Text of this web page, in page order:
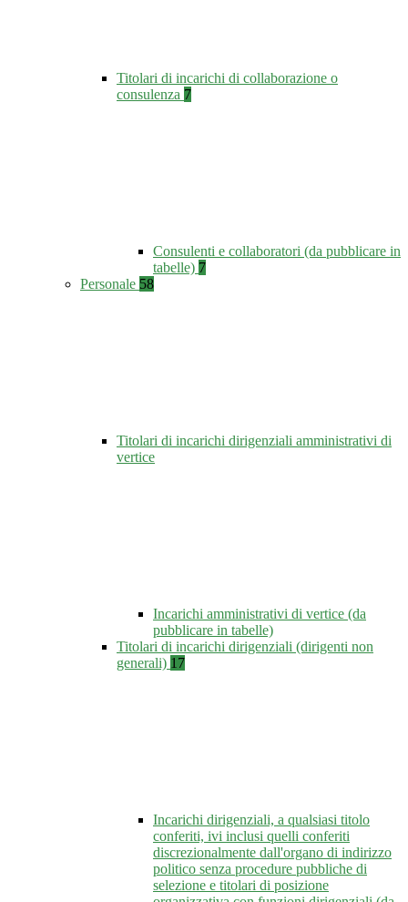
Titolari di incarichi di collaborazione o
consulenza 7
Consulenti e collaboratori (da pubblicare in
tabelle) 7
Personale 58
Titolari di incarichi dirigenziali amministrativi di
vertice
Incarichi amministrativi di vertice (da
pubblicare in tabelle)
Titolari di incarichi dirigenziali (dirigenti non
generali) 17
Incarichi dirigenziali, a qualsiasi titolo
conferiti, ivi inclusi quelli conferiti
discrezionalmente dall'organo di indirizzo
politico senza procedure pubbliche di
selezione e titolari di posizione